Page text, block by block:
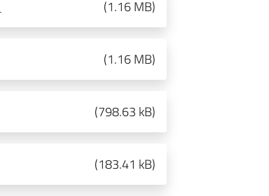
(1.16 MB)
(1.16 MB)
(798.63 kB)
(183.41 kB)